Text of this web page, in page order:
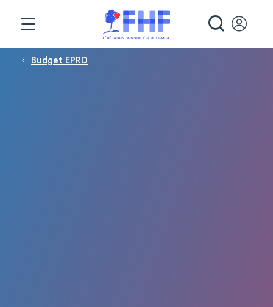
Fil d'Ariane
Budget EPRD
Panneau de gestion des cookies